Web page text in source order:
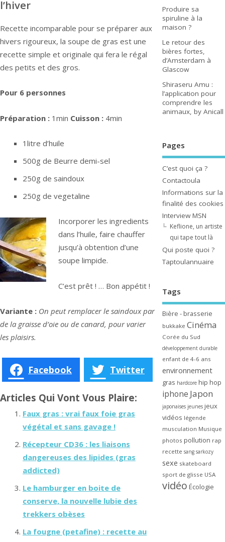
l’hiver
Recette incomparable pour se préparer aux
hivers rigoureux, la soupe de gras est une
recette simple et originale qui fera le régal
des petits et des gros.
Pour 6 personnes
Préparation : 1min Cuisson : 4min
1litre d’huile
500g de Beurre demi-sel
250g de saindoux
250g de vegetaline
Incorporer les ingredients
dans l’huile, faire chauffer
jusqu’à obtention d’une
soupe limpide.
C’est prêt ! … Bon appétit !
Variante : On peut remplacer le saindoux par
de la graisse d’oie ou de canard, pour varier
les plaisirs.
Facebook Twitter
Articles Qui Vont Vous Plaire:
Faux gras : vrai faux foie gras
végétal et sans gavage !
Récepteur CD36 : les liaisons
dangereuses des lipides (gras
addicted)
Le hamburger en boite de
conserve, la nouvelle lubie des
trekkers obèses
La fougne (petafine) : recette au
Produire sa
spiruline à la
maison ?
Le retour des
bières fortes,
d’Amsterdam à
Glascow
Shiraseru Amu :
l’application pour
comprendre les
animaux, by Anicall
Pages
C’est quoi ça ?
Contactoula
Informations sur la
finalité des cookies
Interview MSN
Keflione, un artiste
qui tape tout là
Qui poste quoi ?
Taptoulannuaire
Tags
Bière - brasserie
bukkake Cinéma
Corée du Sud
développement durable
enfant de 4-6 ans
environnement
gras hardcore hip hop
iphone Japon
japonaises jeunes jeux
vidéos légende
musculation Musique
photos pollution rap
recette sang sarkozy
sexe skateboard
sport de glisse USA
vidéo Écologie